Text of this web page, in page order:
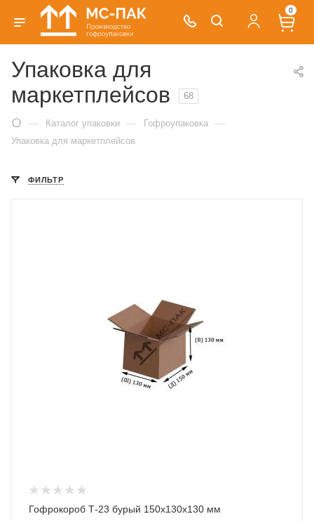
0
Упаковка для
маркетплейсов
68
— Каталог упаковки — Гофроупаковка —
Упаковка для маркетплейсов
ФИЛЬТР
Гофрокороб Т-23 бурый 150х130х130 мм